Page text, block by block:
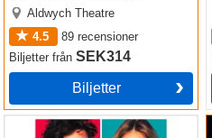
Aldwych Theatre
4.5
89 recensioner
BiljetterfrånSEK314
Biljetter
The Truth